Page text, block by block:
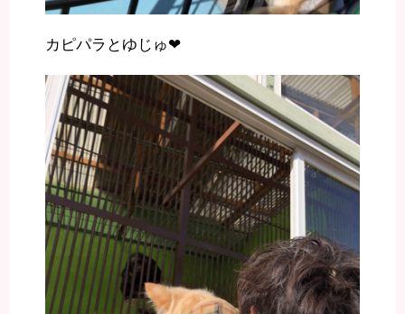
カピパラとゆじゅ❤︎